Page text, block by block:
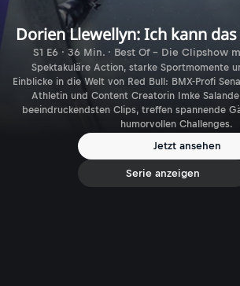
Dorien Llewellyn: Ich kann
S1 E6 · 36 Min. · Best Of - Die Clipshow
Spektakuläre Action, starke Sportmomente
Einblicke in die Welt von Red Bull: BMX-Profi
Athletin und Content Creatorin Imke
beeindruckendsten Clips, treffen spannende
humorvollen Challenges.
Jetzt ansehen
Serie anzeigen